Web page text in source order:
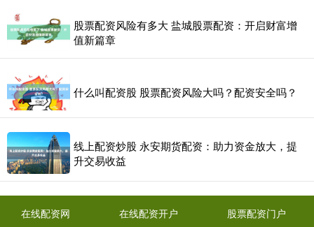
股票配资风险有多大 盐城股票配资：开启财富增
值新篇章
什么叫配资股 股票配资风险大吗？配资安全吗？
线上配资炒股 永安期货配资：助力资金放大，提
升交易收益
在线配资网 在线配资开户 股票配资门户